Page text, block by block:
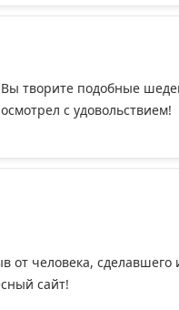
Вы творите подобные
с удовольствием!
от человека, сделавшего
сайт!